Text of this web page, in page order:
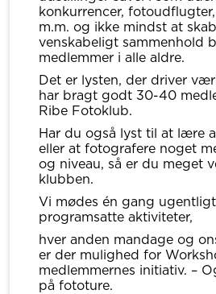
konkurrencer,
m.m. og ikke mindst at
venskabeligt sammenhold
medlemmer i alle aldre.
Det er lysten, der driver
har bragt godt 30-40
Ribe Fotoklub.
Har du også lyst til at lære
eller at fotografere noget
og niveau, så er du meget
klubben.
Vi mødes én gang
programsatte aktiviteter,
hver anden mandage og
er der mulighed for
medlemmernes initiativ. –
på fototure.